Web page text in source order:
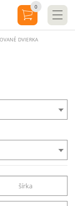
DVIERKA
0